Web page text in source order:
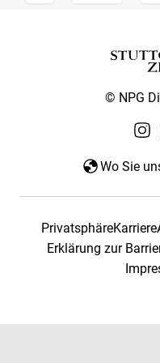
© NPG
Wo Sie
PrivatsphäreKarriere
Erklärung zur